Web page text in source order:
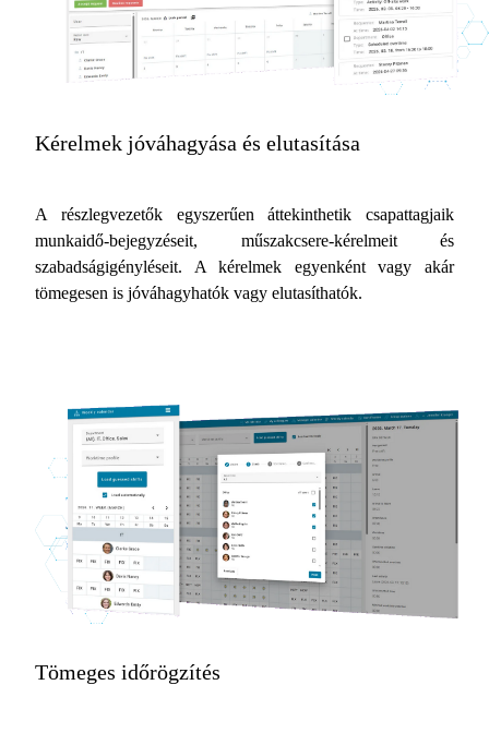
Kérelmek jóváhagyása és elutasítása
A részlegvezetők egyszerűen áttekinthetik csapattagjaik
munkaidő-bejegyzéseit, műszakcsere-kérelmeit és
szabadságigényléseit. A kérelmek egyenként vagy akár
tömegesen is jóváhagyhatók vagy elutasíthatók.
Tömeges időrögzítés